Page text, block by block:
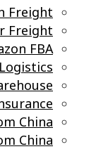
Freight
Freight
FBA
China
China